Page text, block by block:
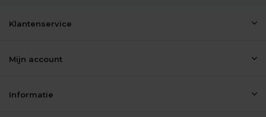
Klantenservice
Mijn account
Informatie